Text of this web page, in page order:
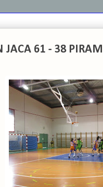
JACA 61 - 38